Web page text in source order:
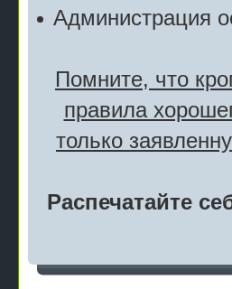
Администрация
Помните, что
правила
только
Распечатайте